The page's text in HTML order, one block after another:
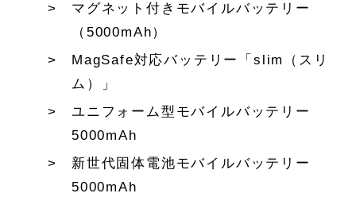
マグネット付きモバイルバッテリー
（5000mAh）
MagSafe対応バッテリー「slim（スリ
ム）」
ユニフォーム型モバイルバッテリー
5000mAh
新世代固体電池モバイルバッテリー
5000mAh